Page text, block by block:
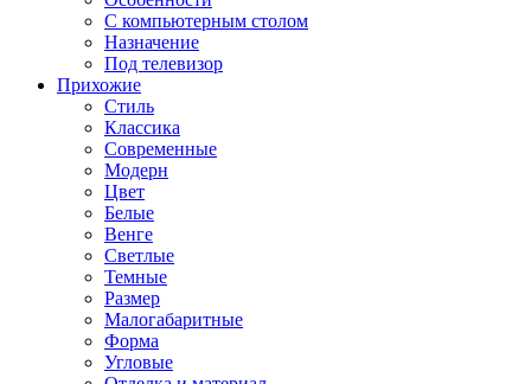
С компьютерным столом
Назначение
Под телевизор
Прихожие
Стиль
Классика
Современные
Модерн
Цвет
Белые
Венге
Светлые
Темные
Размер
Малогабаритные
Форма
Угловые